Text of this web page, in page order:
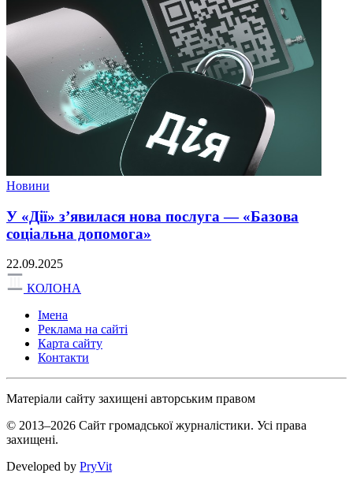
Новини
У «Дії» з’явилася нова послуга — «Базова
соціальна допомога»
22.09.2025
КОЛОНА
Імена
Реклама на сайті
Карта сайту
Контакти
Матеріали сайту захищені авторським правом
© 2013–2026 Сайт громадської журналістики. Усі права
захищені.
Developed by PryVit